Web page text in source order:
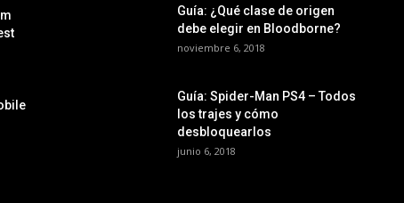
Guía: ¿Qué clase de origen
debe elegir en Bloodborne?
noviembre 6, 2018
Guía: Spider-Man PS4 – Todos
los trajes y cómo
desbloquearlos
junio 6, 2018